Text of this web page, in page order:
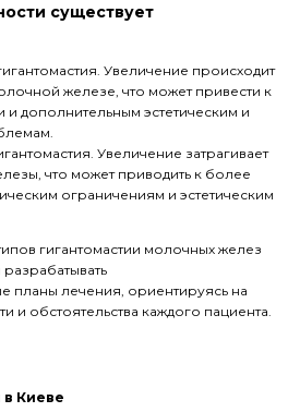
существует
Увеличение происходит
железе, что может привести к
и дополнительным эстетическим и
Увеличение затрагивает
что может приводить к более
ограничениям и эстетическим
гигантомастии молочных желез
планы лечения, ориентируясь на
и обстоятельства каждого пациента.
в Киеве